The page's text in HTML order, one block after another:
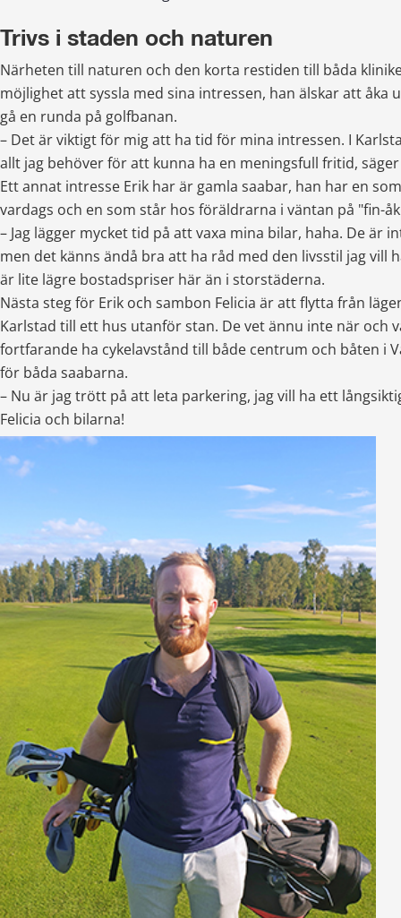
Trivs i staden och naturen
Närheten till naturen och den korta restiden till båda
möjlighet att syssla med sina intressen, han älskar att åka
gå en runda på golfbanan.
– Det är viktigt för mig att ha tid för mina intressen. I
allt jag behöver för att kunna ha en meningsfull fritid,
Ett annat intresse Erik har är gamla saabar, han har en
vardags och en som står hos föräldrarna i väntan på "fin-
– Jag lägger mycket tid på att vaxa mina bilar, haha. De är
men det känns ändå bra att ha råd med den livsstil jag vill
är lite lägre bostadspriser här än i storstäderna.
Nästa steg för Erik och sambon Felicia är att flytta från
Karlstad till ett hus utanför stan. De vet ännu inte när och
fortfarande ha cykelavstånd till både centrum och båten i
för båda saabarna.
– Nu är jag trött på att leta parkering, jag vill ha ett
Felicia och bilarna!